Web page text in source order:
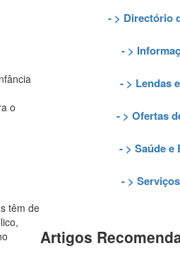
o
têm de
- > Directório
- >
- > Lendas
- > Ofertas
- > Saúde e
- >
Artigos